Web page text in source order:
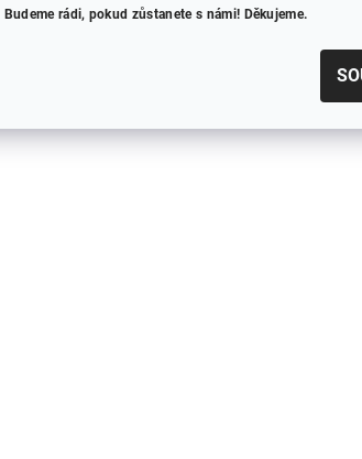
Budeme rádi, pokud zůstanete s námi! Děkujeme.